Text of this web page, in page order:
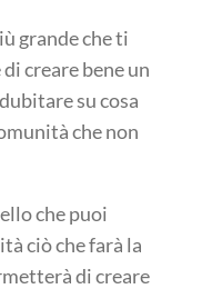
grande che ti
creare bene un
su cosa
che non
che puoi
ciò che farà la
di creare